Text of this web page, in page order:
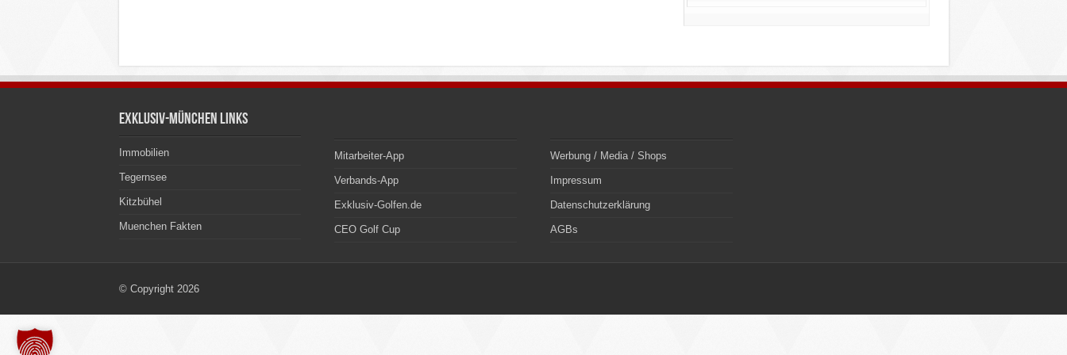
Exklusiv-München Links
Immobilien
Tegernsee
Kitzbühel
Muenchen Fakten
Mitarbeiter-App
Verbands-App
Exklusiv-Golfen.de
CEO Golf Cup
Werbung / Media / Shops
Impressum
Datenschutzerklärung
AGBs
© Copyright 2026